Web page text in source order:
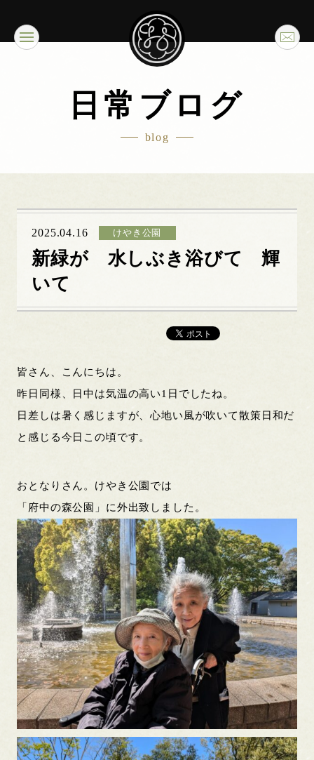
日常ブログ
blog
2025.04.16 けやき公園
新緑が 水しぶき浴びて 輝
いて
皆さん、こんにちは。
昨日同様、日中は気温の高い1日でしたね。
日差しは暑く感じますが、心地い風が吹いて散策日和だ
と感じる今日この頃です。
おとなりさん。けやき公園では
「府中の森公園」に外出致しました。